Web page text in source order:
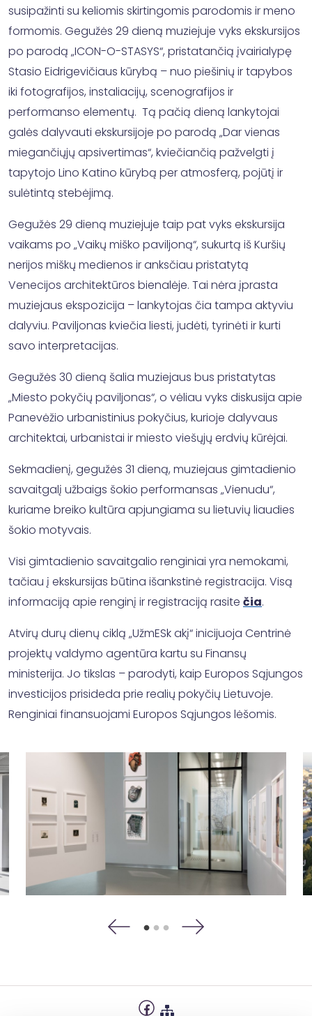
susipažinti su keliomis skirtingomis parodomis ir meno
formomis. Gegužės 29 dieną muziejuje vyks ekskursijos
po parodą „ICON-O-STASYS“, pristatančią įvairialypę
Stasio Eidrigevičiaus kūrybą – nuo piešinių ir tapybos
iki fotografijos, instaliacijų, scenografijos ir
performanso elementų. Tą pačią dieną lankytojai
galės dalyvauti ekskursijoje po parodą „Dar vienas
miegančiųjų apsivertimas“, kviečiančią pažvelgti į
tapytojo Lino Katino kūrybą per atmosferą, pojūtį ir
sulėtintą stebėjimą.
Gegužės 29 dieną muziejuje taip pat vyks ekskursija
vaikams po „Vaikų miško paviljoną“, sukurtą iš Kuršių
nerijos miškų medienos ir anksčiau pristatytą
Venecijos architektūros bienalėje. Tai nėra įprasta
muziejaus ekspozicija – lankytojas čia tampa aktyviu
dalyviu. Paviljonas kviečia liesti, judėti, tyrinėti ir kurti
savo interpretacijas.
Gegužės 30 dieną šalia muziejaus bus pristatytas
„Miesto pokyčių paviljonas“, o vėliau vyks diskusija apie
Panevėžio urbanistinius pokyčius, kurioje dalyvaus
architektai, urbanistai ir miesto viešųjų erdvių kūrėjai.
Sekmadienį, gegužės 31 dieną, muziejaus gimtadienio
savaitgalį užbaigs šokio performansas „Vienudu“,
kuriame breiko kultūra apjungiama su lietuvių liaudies
šokio motyvais.
Visi gimtadienio savaitgalio renginiai yra nemokami,
tačiau į ekskursijas būtina išankstinė registracija. Visą
informaciją apie renginį ir registraciją rasite čia.
Atvirų durų dienų ciklą „UžmESk akį“ inicijuoja Centrinė
projektų valdymo agentūra kartu su Finansų
ministerija. Jo tikslas – parodyti, kaip Europos Sąjungos
investicijos prisideda prie realių pokyčių Lietuvoje.
Renginiai finansuojami Europos Sąjungos lėšomis.